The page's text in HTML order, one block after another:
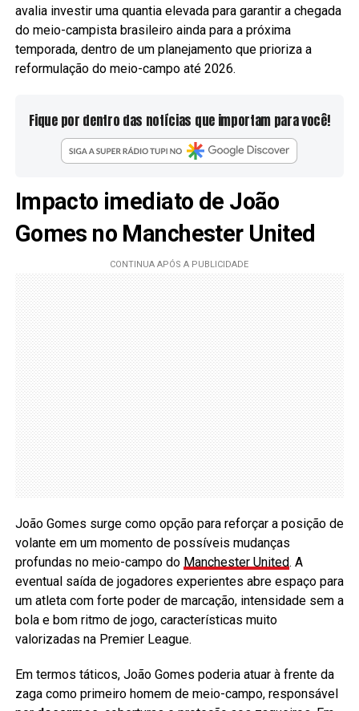
avalia investir uma quantia elevada para garantir a chegada
do meio-campista brasileiro ainda para a próxima
temporada, dentro de um planejamento que prioriza a
reformulação do meio-campo até 2026.
Fique por dentro das notícias que importam para você!
Impacto imediato de João
Gomes no Manchester United
João Gomes surge como opção para reforçar a posição de
volante em um momento de possíveis mudanças
profundas no meio-campo do Manchester United. A
eventual saída de jogadores experientes abre espaço para
um atleta com forte poder de marcação, intensidade sem a
bola e bom ritmo de jogo, características muito
valorizadas na Premier League.
Em termos táticos, João Gomes poderia atuar à frente da
zaga como primeiro homem de meio-campo, responsável